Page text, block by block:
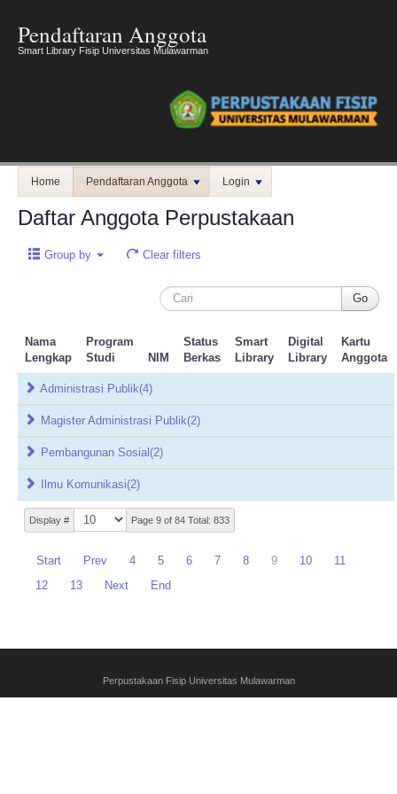
Pendaftaran Anggota
Smart Library Fisip Universitas Mulawarman
Home Pendaftaran Anggota Login
Daftar Anggota Perpustakaan
Group by Clear filters
Nama
Lengkap
Program
Studi
NIM
Status
Berkas
Smart
Library
Digital
Library
Kartu
Anggota
Display # Page 9 of 84 Total: 833
Start Prev 4 5 6 7 8 9 10
11
12
13 Next End
Administrasi Publik(4)
Magister Administrasi Publik(2)
Pembangunan Sosial (2)
Ilmu Komunikasi(2)
Perpustakaan Fisip Universitas Mulawarman